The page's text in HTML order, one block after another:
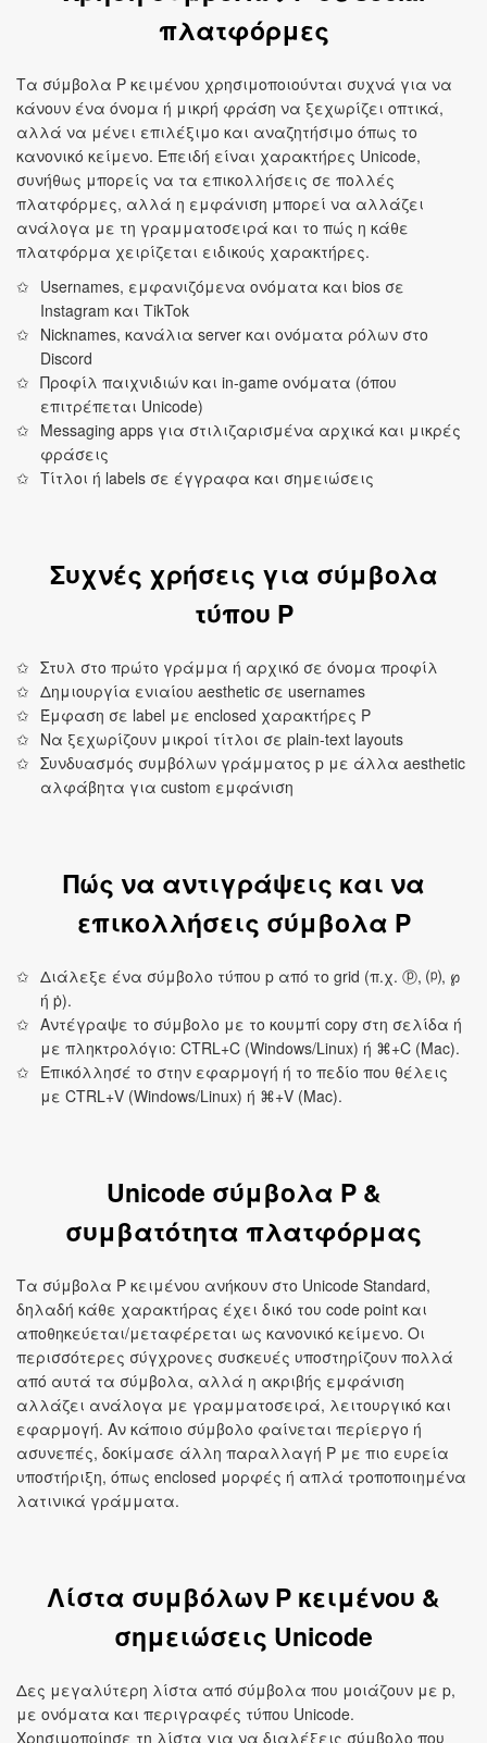
πλατφόρμες
Τα σύμβολα P κειμένου χρησιμοποιούνται συχνά για να
κάνουν ένα όνομα ή μικρή φράση να ξεχωρίζει οπτικά,
αλλά να μένει επιλέξιμο και αναζητήσιμο όπως το
κανονικό κείμενο. Επειδή είναι χαρακτήρες Unicode,
συνήθως μπορείς να τα επικολλήσεις σε πολλές
πλατφόρμες, αλλά η εμφάνιση μπορεί να αλλάζει
ανάλογα με τη γραμματοσειρά και το πώς η κάθε
πλατφόρμα χειρίζεται ειδικούς χαρακτήρες.
Usernames, εμφανιζόμενα ονόματα και bios σε
Instagram και TikTok
Nicknames, κανάλια server και ονόματα ρόλων στο
Discord
Προφίλ παιχνιδιών και in‑game ονόματα (όπου
επιτρέπεται Unicode)
Messaging apps για στιλιζαρισμένα αρχικά και μικρές
φράσεις
Τίτλοι ή labels σε έγγραφα και σημειώσεις
Συχνές χρήσεις για σύμβολα
τύπου P
Στυλ στο πρώτο γράμμα ή αρχικό σε όνομα προφίλ
Δημιουργία ενιαίου aesthetic σε usernames
Έμφαση σε label με enclosed χαρακτήρες P
Να ξεχωρίζουν μικροί τίτλοι σε plain‑text layouts
Συνδυασμός συμβόλων γράμματος p με άλλα aesthetic
αλφάβητα για custom εμφάνιση
Πώς να αντιγράψεις και να
επικολλήσεις σύμβολα P
Διάλεξε ένα σύμβολο τύπου p από το grid (π.χ. ⓟ, ⒫, ℘
ή ṗ).
Αντέγραψε το σύμβολο με το κουμπί copy στη σελίδα ή
με πληκτρολόγιο: CTRL+C (Windows/Linux) ή ⌘+C (Mac).
Επικόλλησέ το στην εφαρμογή ή το πεδίο που θέλεις
με CTRL+V (Windows/Linux) ή ⌘+V (Mac).
Unicode σύμβολα P &
συμβατότητα πλατφόρμας
Τα σύμβολα P κειμένου ανήκουν στο Unicode Standard,
δηλαδή κάθε χαρακτήρας έχει δικό του code point και
αποθηκεύεται/μεταφέρεται ως κανονικό κείμενο. Οι
περισσότερες σύγχρονες συσκευές υποστηρίζουν πολλά
από αυτά τα σύμβολα, αλλά η ακριβής εμφάνιση
αλλάζει ανάλογα με γραμματοσειρά, λειτουργικό και
εφαρμογή. Αν κάποιο σύμβολο φαίνεται περίεργο ή
ασυνεπές, δοκίμασε άλλη παραλλαγή P με πιο ευρεία
υποστήριξη, όπως enclosed μορφές ή απλά τροποποιημένα
λατινικά γράμματα.
Λίστα συμβόλων P κειμένου &
σημειώσεις Unicode
Δες μεγαλύτερη λίστα από σύμβολα που μοιάζουν με p,
με ονόματα και περιγραφές τύπου Unicode.
Χρησιμοποίησε τη λίστα για να διαλέξεις σύμβολο που